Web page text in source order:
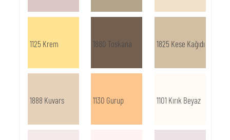
1125 Krem 1880 Toskana 1825 Kese Kağıdı
1888 Kuvars 1130 Gurup 1101 Kırık Beyaz